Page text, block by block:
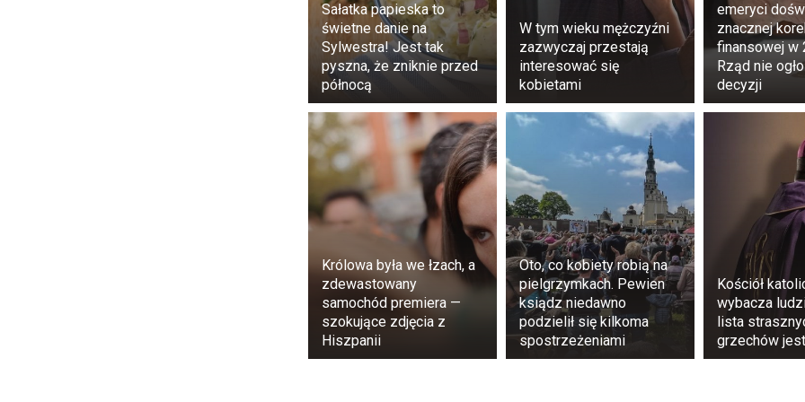
Jest też druga strona medalu. Jak podkreślają fizjoterapeuci, spanie na
ściśniętymi nogami (tak, że są one przyciśnięte do klatki piersiowej)
bólu pleców lub stawów. Dzieje się tak dlatego, że pozycja ta nie
naturalna.
Na którym boku lepiej spać – prawym czy lewym i jaka jest najlepsza
Doktor Christopher Winter mówi wprost: Unikaj prawego boku i staraj się
Powodów jest kilka. Jeśli śpisz na lewym boku, poprawia się krążenie
wygina się w lewo. Kobiety w ciąży powinny spać na lewym boku lub
pozycji. – Według specjalisty, w tym czasie serce kobiety pracuje
Sałatka papieska to
świetne danie na
Sylwestra! Jest tak
pyszna, że ​​zniknie przed
północą
W tym wieku mężczyźni
zazwyczaj przestają
interesować się
kobietami
emeryci
znacznej
finansowej w
Rząd nie
decyzji
Królowa była we łzach, a
zdewastowany
samochód premiera —
szokujące zdjęcia z
Hiszpanii
Oto, co kobiety robią na
pielgrzymkach. Pewien
ksiądz niedawno
podzielił się kilkoma
spostrzeżeniami
Kościół
wybacza
lista
grzechów jest